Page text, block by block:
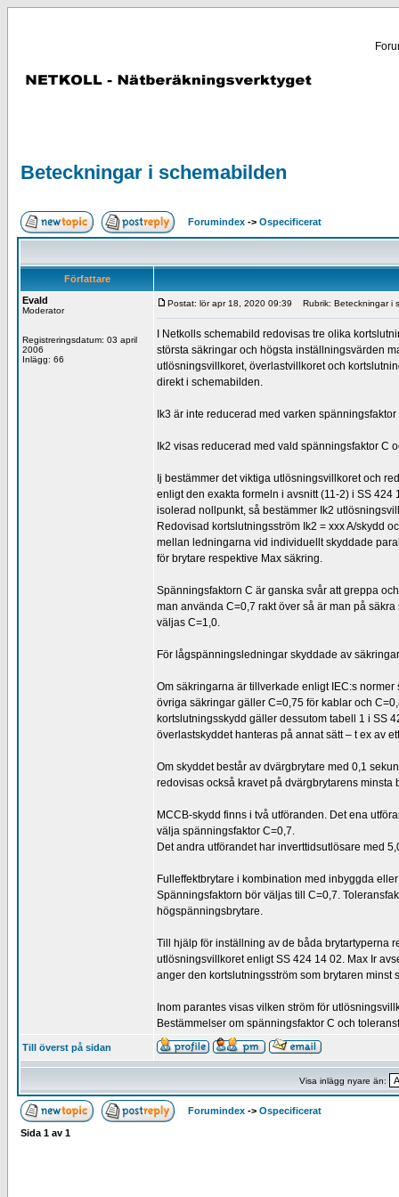
Beteckningar i schemabilden
Forumindex -> Ospecificerat
Författare
Evald
Moderator
Registreringsdatum: 03 april
2006
Inlägg: 66
Postat: lör apr 18, 2020 09:39 Rubrik: Beteckningar i
I Netkolls schemabild redovisas tre olika
största säkringar och högsta inställningsvärden
utlösningsvillkoret, överlastvillkoret och
direkt i schemabilden.
Ik3 är inte reducerad med varken
Ik2 visas reducerad med vald spänningsfaktor C
Ij bestämmer det viktiga utlösningsvillkoret och
enligt den exakta formeln i avsnitt (11-2) i SS
isolerad nollpunkt, så bestämmer Ik2
Redovisad kortslutningsström Ik2 = xxx A/skydd
mellan ledningarna vid individuellt skyddade
för brytare respektive Max säkring.
Spänningsfaktorn C är ganska svår att greppa
man använda C=0,7 rakt över så är man på
väljas C=1,0.
För lågspänningsledningar skyddade av
Om säkringarna är tillverkade enligt IEC:s
övriga säkringar gäller C=0,75 för kablar och
kortslutningsskydd gäller dessutom tabell 1 i SS
överlastskyddet hanteras på annat sätt – t ex av
Om skyddet består av dvärgbrytare med 0,1
redovisas också kravet på dvärgbrytarens
MCCB-skydd finns i två utföranden. Det ena
välja spänningsfaktor C=0,7.
Det andra utförandet har inverttidsutlösare med
Fulleffektbrytare i kombination med inbyggda
Spänningsfaktorn bör väljas till C=0,7.
högspänningsbrytare.
Till hjälp för inställning av de båda brytartyperna
utlösningsvillkoret enligt SS 424 14 02. Max Ir
anger den kortslutningsström som brytaren minst
Inom parantes visas vilken ström för
Bestämmelser om spänningsfaktor C och
Till överst på sidan
Visa inlägg nyare än:
Forumindex -> Ospecificerat
Sida 1 av 1